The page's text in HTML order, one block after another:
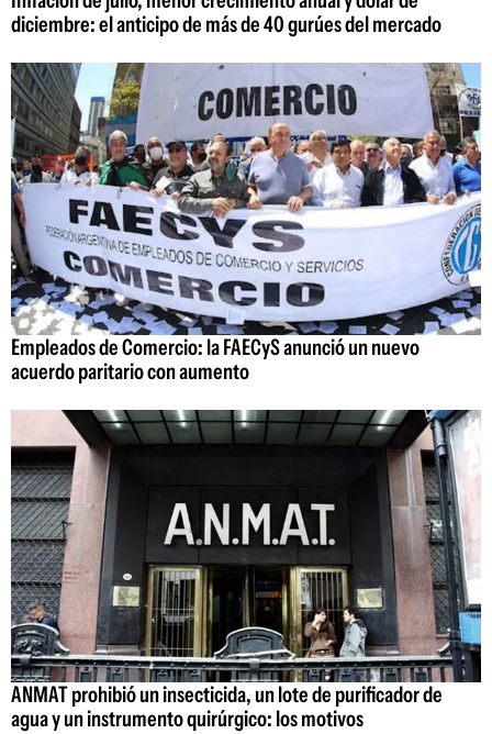
diciembre: el anticipo de más de 40 gurúes del mercado
Empleados de Comercio: la FAECyS anunció un nuevo
acuerdo paritario con aumento
ANMAT prohibió un insecticida, un lote de purificador de
agua y un instrumento quirúrgico: los motivos